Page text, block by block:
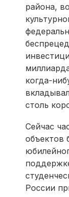
района,
когда-
столь
Сейчас
объектов
России